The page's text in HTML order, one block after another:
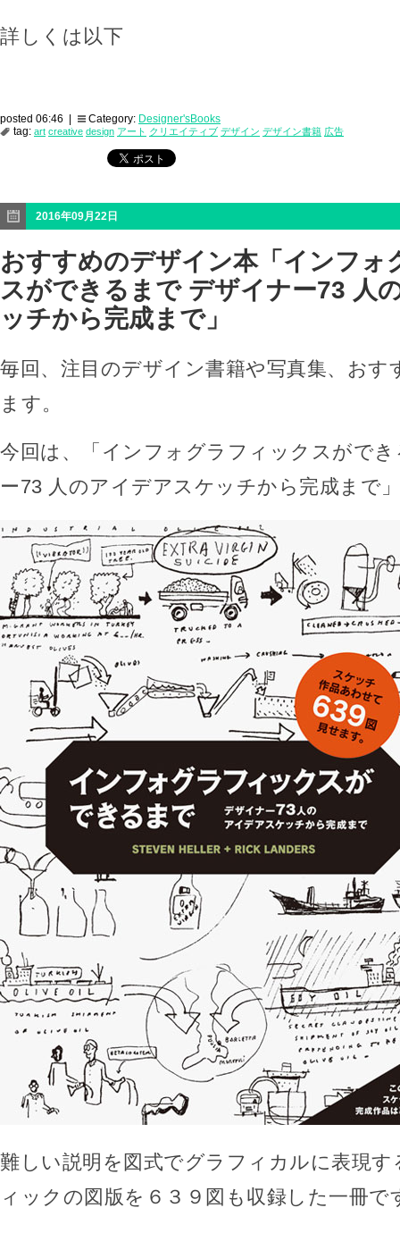
詳しくは以下
posted 06:46 | Category: Designer'sBooks
tag: art creative design アート クリエイティブ デザイン デザイン書籍 広告
2016年09月22日
おすすめのデザイン本「インフォ
スができるまで デザイナー73 人
ッチから完成まで」
毎回、注目のデザイン書籍や写真集、おす
ます。
今回は、「インフォグラフィックスがで
ー73 人のアイデアスケッチから完成まで
難しい説明を図式でグラフィカルに表現
ィックの図版を６３９図も収録した一冊で